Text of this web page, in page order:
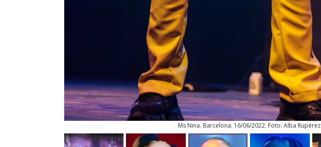
Ms Nina. Barcelona. 16/06/2022. Foto: Alba Rupérez